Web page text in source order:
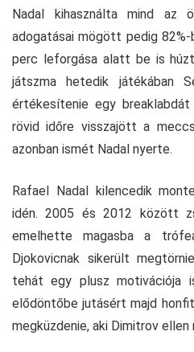
Nadal kihasználta mind az
adogatásai mögött pedig
perc leforgása alatt be is
játszma hetedik játékában
értékesítenie egy
rövid időre visszajött a
azonban ismét Nadal nyerte.
Rafael Nadal kilencedik
idén. 2005 és 2012 között
emelhette magasba a
Djokovicnak sikerült
tehát egy plusz motivációja
elődöntőbe jutásért majd
megküzdenie, aki Dimitrov ellen